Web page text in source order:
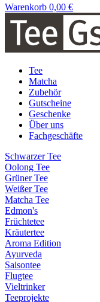
Warenkorb 0,00 €
Tee
Matcha
Zubehör
Gutscheine
Geschenke
Über uns
Fachgeschäfte
Schwarzer Tee
Oolong Tee
Grüner Tee
Weißer Tee
Matcha Tee
Edmon's
Früchtetee
Kräutertee
Aroma Edition
Ayurveda
Saisontee
Flugtee
Vieltrinker
Teeprojekte